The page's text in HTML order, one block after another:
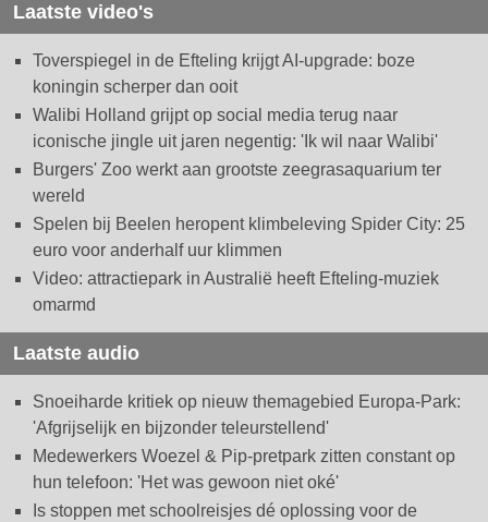
Laatste video's
Toverspiegel in de Efteling krijgt AI-upgrade: boze
koningin scherper dan ooit
Walibi Holland grijpt op social media terug naar
iconische jingle uit jaren negentig: 'Ik wil naar Walibi'
Burgers' Zoo werkt aan grootste zeegrasaquarium ter
wereld
Spelen bij Beelen heropent klimbeleving Spider City: 25
euro voor anderhalf uur klimmen
Video: attractiepark in Australië heeft Efteling-muziek
omarmd
Laatste audio
Snoeiharde kritiek op nieuw themagebied Europa-Park:
'Afgrijselijk en bijzonder teleurstellend'
Medewerkers Woezel & Pip-pretpark zitten constant op
hun telefoon: 'Het was gewoon niet oké'
Is stoppen met schoolreisjes dé oplossing voor de